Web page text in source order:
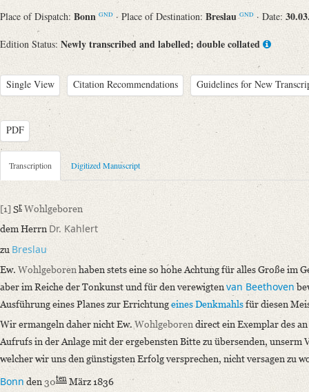
Place of Dispatch: Bonn GND · Place of Destination: BreslauGND · Date:
Edition Status: Newly transcribed and labelled; double collated
Single View Citation Recommendations Guidelines for New
PDF
Metadata Concerning Header
Sender: August Wilhelm von Schlegel, Verein für Beethovens
Recipient: August Kahlert
Place of Dispatch: Bonn
Place of Destination: Breslau
Date: 30.03.1836
Notations: Nur Unterschrift eigenhändig. Schreiberhand mit
Manuscript
Provider: Bonn, Stadtarchiv
Classification Number: SN 019 549
Incipit: „[1] Sr Wohlgeboren
dem Herrn Dr. Kahlert
zu Breslau
Transcription Digitized Manuscript
[1] Sr Wohlgeboren
dem Herrn Dr. Kahlert
zu Breslau
Ew. Wohlgeboren haben stets eine so hohe Achtung für alles Große im
aber im Reiche der Tonkunst und für den verewigtenvan Beethoven
Ausführung eines Planes zur Errichtungeines Denkmahlsfür diesen
Wir ermangeln daher nicht Ew. Wohlgeboren direct ein Exemplar des
Aufrufs in der Anlage mit der ergebensten Bitte zu übersenden,
welcher wir uns den günstigsten Erfolg versprechen, nicht versagen zu
Bonn den 30ten März 1836